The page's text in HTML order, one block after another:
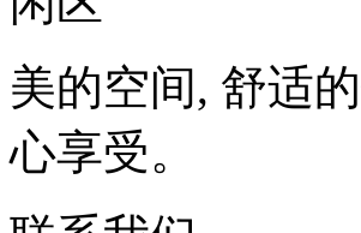
美的空间, 舒适
心享受。